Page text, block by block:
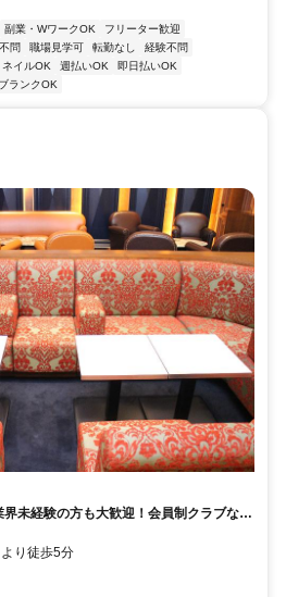
副業・WワークOK
フリーター歓迎
問 職場見学可 転勤なし
経験不問
ネイルOK 週払いOK
即日払いOK
ブランクOK
未経験の方も大歓迎！会員制クラブなの
」より徒歩5分